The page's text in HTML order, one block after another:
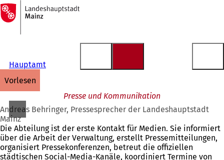
Inhalt anspringen
Zur
Startseite
Hauptamt
vorlesen
Presse und Kommunikation
Andreas Behringer, Pressesprecher der Landeshauptstadt
Mainz
Die Abteilung ist der erste Kontakt für Medien. Sie informiert
über die Arbeit der Verwaltung, erstellt Pressemitteilungen,
organisiert Pressekonferenzen, betreut die offiziellen
städtischen Social-Media-Kanäle, koordiniert Termine von